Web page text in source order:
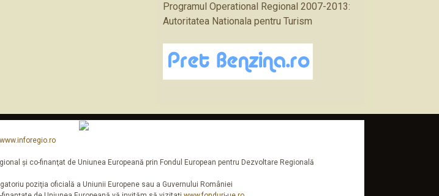
Programul Operational Regional 2007-2013:
Autoritatea Nationala pentru Turism
www.inforegio.ro
şi co-finanţat de Uniunea Europeană prin Fondul European pentru Dezvoltare Regională
poziţia oficială a Uniunii Europene sau a Guvernului României